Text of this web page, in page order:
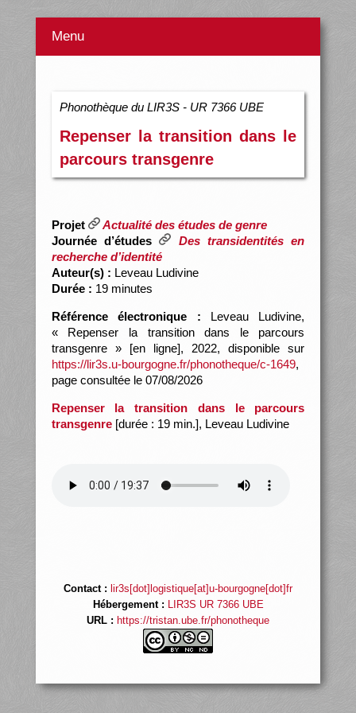
Menu
Phonothèque du LIR3S - UR 7366 UBE
Repenser la transition dans le
parcours transgenre
Projet
Actualité des études de genre
Journée d’études
Des transidentités en
recherche d’identité
Auteur(s) : Leveau Ludivine
Durée : 19 minutes
Référence électronique : Leveau Ludivine,
« Repenser la transition dans le parcours
transgenre » [en ligne], 2022, disponible sur
https://lir3s.u-bourgogne.fr/phonotheque/c-1649,
page consultée le 07/08/2026
Repenser la transition dans le parcours
transgenre[durée : 19 min.], Leveau Ludivine
Contact : lir3s[dot]logistique[at]u-bourgogne[dot]fr
Hébergement : LIR3S UR 7366 UBE
URL : https://tristan.ube.fr/phonotheque